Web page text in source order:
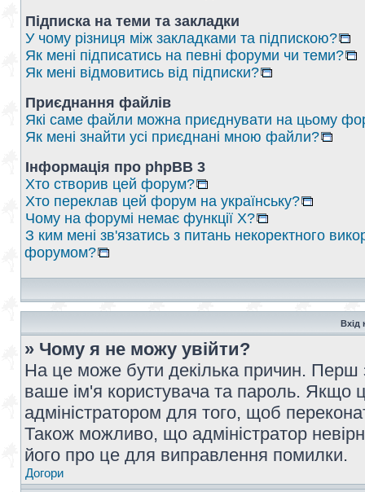
Підписка на теми та закладки
У чому різниця між закладками та підпискою?
Як мені підписатись на певні форуми чи теми?
Як мені відмовитись від підписки?
Приєднання файлів
Які саме файли можна приєднувати на цьому
Як мені знайти усі приєднані мною файли?
Інформація про phpBB 3
Хто створив цей форум?
Хто переклав цей форум на українську?
Чому на форумі немає функції X?
З ким мені зв'язатись з питань некоректного
форумом?
Вхід
» Чому я не можу увійти?
На це може бути декілька причин. Перш
ваше ім'я користувача та пароль. Якщо
адміністратором для того, щоб
Також можливо, що адміністратор
його про це для виправлення помилки.
Догори